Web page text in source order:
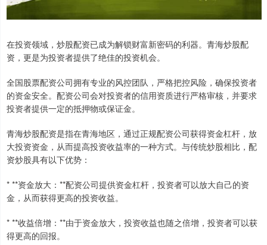
在投资领域，炒股配资已成为解锁财富新密码的利器。青海炒股配
资，更是为投资者提供了绝佳的投资机会。
全国股票配资公司拥有专业的风控团队，严格把控风险，确保投资者
的资金安全。配资公司会对投资者的信用资质进行严格审核，并要求
投资者提供一定的抵押物或保证金。
青海炒股配资是指在青海地区，通过正规配资公司获得资金杠杆，放
大投资资金，从而提高投资收益率的一种方式。与传统炒股相比，配
资炒股具有以下优势：
* **资金放大：**配资公司提供资金杠杆，投资者可以放大自己的资
金，从而获得更高的投资收益。
* **收益倍增：**由于资金放大，投资收益也随之倍增，投资者可以获
得更高的回报。